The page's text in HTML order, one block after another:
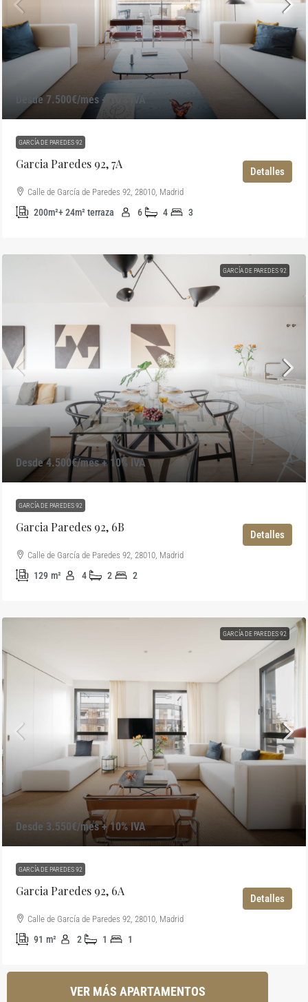
Desde 7.500€/mes + 10% IVA
GARCÍA DE PAREDES 92
Garcia Paredes 92, 7A
Calle de García de Paredes 92, 28010, Madrid
3
4
6
200m²+ 24m² terraza
Detalles
GARCÍA DE PAREDES 92
Desde 4.500€/mes + 10% IVA
GARCÍA DE PAREDES 92
Garcia Paredes 92, 6B
Calle de García de Paredes 92, 28010, Madrid
2
2
4
129 m²
Detalles
GARCÍA DE PAREDES 92
Desde 3.550€/mes + 10% IVA
GARCÍA DE PAREDES 92
Garcia Paredes 92, 6A
Calle de García de Paredes 92, 28010, Madrid
1
1
2
91 m²
Detalles
VER MÁS APARTAMENTOS